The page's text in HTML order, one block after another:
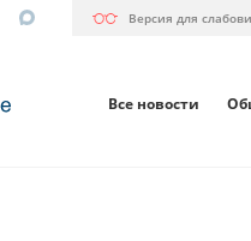
Версия для
Все новости